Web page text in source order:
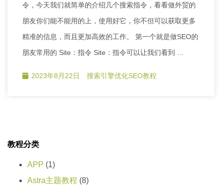
令，今天我们就简单的介绍几个搜索指令，看看做外贸的
朋友你们能不能用的上，使用好它，你不但可以获取更多
精准的信息，而且更加高效的工作。 第一个就是做SEO的
朋友常用的 Site：指令 Site：指令可以让我们看到 …
2023年8月22日 搜索引擎优化SEO教程
教程分类
APP (1)
Astra主题教程 (8)